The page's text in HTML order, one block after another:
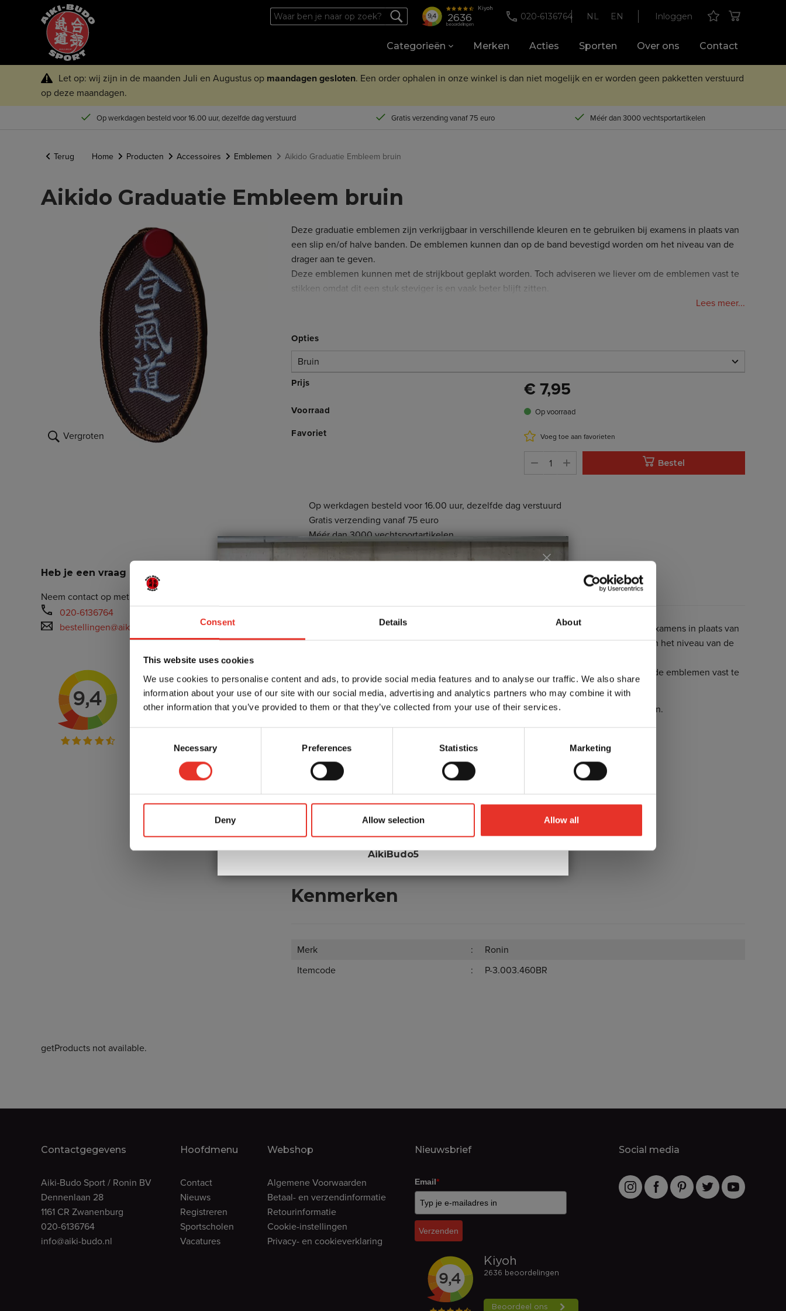
Consent Details About
This website uses cookies
We use cookies to personalise content and ads, to provide social media features and to analyse our traffic. We also share
information about your use of our site with our social media, advertising and analytics partners who may combine it with
other information that you’ve provided to them or that they’ve collected from your use of their services.
Necessary Preferences Statistics Marketing
Deny Allow selection Allow all
Categorieën Merken Acties Sporten Over ons Contact
020-6136764 NL EN Inloggen
Let op: wij zijn in de maanden Juli en Augustus op maandagengesloten. Een order ophalen in onze winkel is dan niet mogelijk en er worden geen pakketten verstuurd
op deze maandagen.
Op werkdagen besteld voor 16.00 uur, dezelfde dag verstuurd Gratis verzending vanaf 75 euro Méér dan 3000 vechtsportartikelen
Terug Home Producten Accessoires Emblemen Aikido Graduatie Embleem bruin
Aikido Graduatie Embleem bruin
Vergroten
Deze graduatie emblemen zijn verkrijgbaar in verschillende kleuren en te gebruiken bij examens in plaats van
een slip en/of halve banden. De emblemen kunnen dan op de band bevestigd worden om het niveau van de
drager aan te geven.
Deze emblemen kunnen met de strijkbout geplakt worden. Toch adviseren we liever om de emblemen vast te
stikken omdat dit een stuk steviger is en vaak beter blijft zitten.
Kleuren
Deze emblemen zijn verkrijgbaar in de volgende kleuren:
Oranje
Blauw
Lees meer...
Opties
Bruin
Bruin
3.003.460BR
Prijs € 7,95
Voorraad Op voorraad
Favoriet Voeg toe aan favorieten
Bestel
Op werkdagen besteld voor 16.00 uur, dezelfde dag verstuurd
Gratis verzending vanaf 75 euro
Méér dan 3000 vechtsportartikelen
Deze graduatie emblemen zijn verkrijgbaar in verschillende kleuren en te gebruiken bij examens in plaats van
een slip en/of halve banden. De emblemen kunnen dan op de band bevestigd worden om het niveau van de
Deze emblemen kunnen met de strijkbout geplakt worden. Toch adviseren we liever om de emblemen vast te
stikken omdat dit een stuk steviger is en vaak beter blijft zitten.
De emblemen zijn ongeveer 3,5cm breed en 7cm hoog. Dit kan per embleem iets afwijken.
Wit
Geel
Oranje
Blauw
Bruin
Kenmerken
Merk
Ronin
Itemcode
P-3.003.460BR
Heb je een vraag over dit product?
Neem contact op met Danny of Michelle
020-6136764
bestellingen@aiki-budo.nl
getProducts not available.
Korting op je eerste bestelling?
Gebruik onderstaande code bij het afrekenen voor 5% korting en bespaar
direct op bokshandschoenen, gi's, protectie en nog veel meer.
AikiBudo5
Contactgegevens
Aiki-Budo Sport / Ronin BV
Dennenlaan 28
1161 CR Zwanenburg
020-6136764
info@aiki-budo.nl
Hoofdmenu
Contact
Nieuws
Registreren
Sportscholen
Vacatures
Webshop
Algemene Voorwaarden
Betaal- en verzendinformatie
Retourinformatie
Cookie-instellingen
Privacy- en cookieverklaring
Nieuwsbrief
Email*
Verzenden
Social media